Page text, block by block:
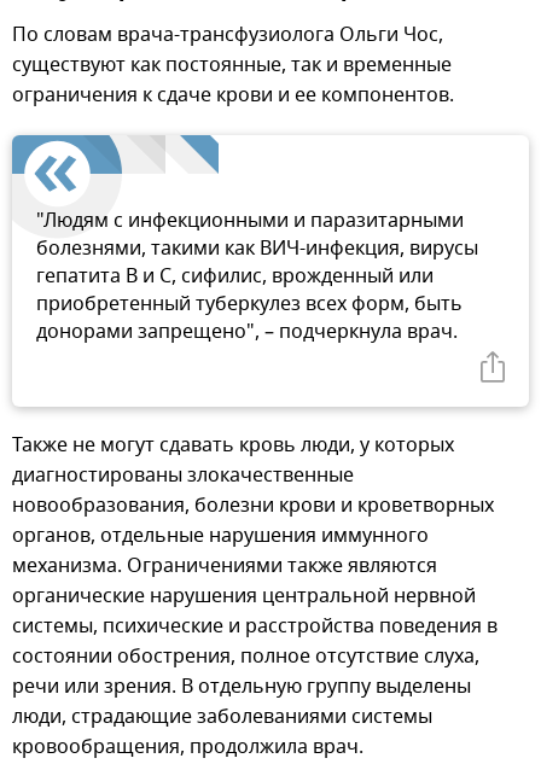
По словам врача-трансфузиолога Ольги Чос,
существуют как постоянные, так и временные
ограничения к сдаче крови и ее компонентов.
"Людям с инфекционными и паразитарными
болезнями, такими как ВИЧ-инфекция, вирусы
гепатита В и С, сифилис, врожденный или
приобретенный туберкулез всех форм, быть
донорами запрещено", – подчеркнула врач.
Также не могут сдавать кровь люди, у которых
диагностированы злокачественные
новообразования, болезни крови и кроветворных
органов, отдельные нарушения иммунного
механизма. Ограничениями также являются
органические нарушения центральной нервной
системы, психические и расстройства поведения в
состоянии обострения, полное отсутствие слуха,
речи или зрения. В отдельную группу выделены
люди, страдающие заболеваниями системы
кровообращения, продолжила врач.